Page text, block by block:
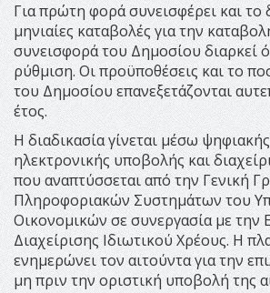
Για πρώτη φορά συνεισφέρει και το
μηνιαίες καταβολές για την
συνεισφορά του Δημοσίου διαρκεί
ρύθμιση. Οι προϋποθέσεις και το
του Δημοσίου επανεξετάζονται
έτος.
Η διαδικασία γίνεται μέσω
ηλεκτρονικής υποβολής και
που αναπτύσσεται από την Γενική
Πληροφοριακών Συστημάτων του
Οικονομικών σε συνεργασία με την
Διαχείρισης Ιδιωτικού Χρέους. Η
ενημερώνει τον αιτούντα για την
μη πριν την οριστική υποβολή της